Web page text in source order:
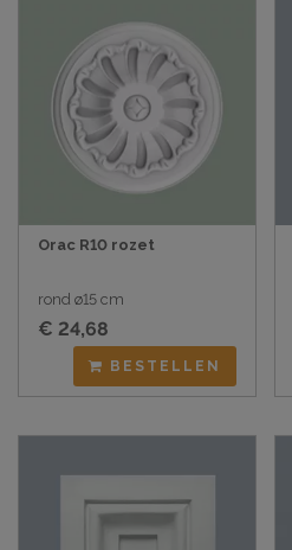
Orac R10 rozet
rond ø15 cm
€ 24,68
BESTELLEN